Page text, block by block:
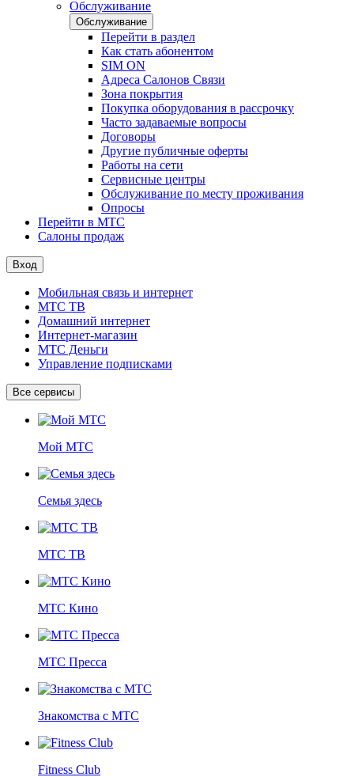
Обслуживание
Обслуживание
Перейти в раздел
Как стать абонентом
SIM ON
Адреса Салонов Связи
Зона покрытия
Покупка оборудования в рассрочку
Часто задаваемые вопросы
Договоры
Другие публичные оферты
Работы на сети
Сервисные центры
Обслуживание по месту проживания
Опросы
Перейти в МТС
Салоны продаж
Вход
Мобильная связь и интернет
МТС ТВ
Домашний интернет
Интернет-магазин
МТС Деньги
Управление подписками
Все сервисы
Мой МТС
Семья здесь
МТС ТВ
МТС Кино
МТС Пресса
Знакомства с МТС
Fitness Club